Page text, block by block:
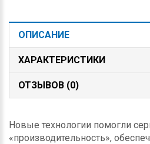
ОПИСАНИЕ
ХАРАКТЕРИСТИКИ
ОТЗЫВОВ (0)
Новые технологии помогли
«производительность»,